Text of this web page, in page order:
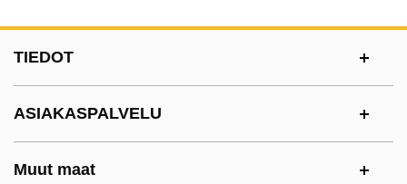
TIEDOT
ASIAKASPALVELU
Muut maat